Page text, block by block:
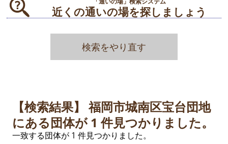
近くの通いの場を探しましょう
検索をやり直す
【検索結果】 福岡市城南区宝台団地
にある団体が1件見つかりました。
一致する団体が 1 件見つかりました。